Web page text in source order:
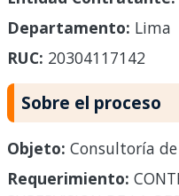
Departamento: Lima
RUC: 20304117142
Sobre el proceso
Objeto: Consultoría
Requerimiento: